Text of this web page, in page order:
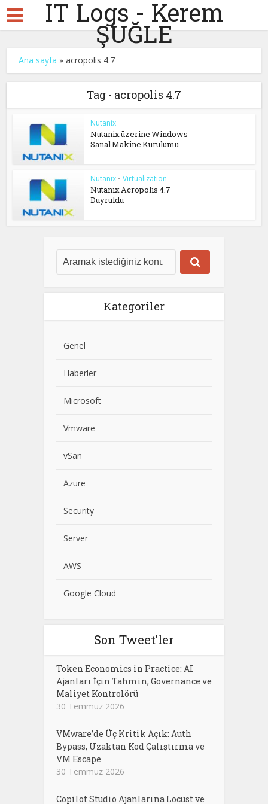
IT Logs - Kerem
ŞUĞLE
Ana sayfa »acropolis 4.7
Tag - acropolis 4.7
Nutanix
Nutanix üzerine Windows
Sanal Makine Kurulumu
Nutanix • Virtualization
Nutanix Acropolis 4.7
Duyruldu
Kategoriler
Genel
Haberler
Microsoft
Vmware
vSan
Azure
Security
Server
AWS
Google Cloud
Son Tweet’ler
Token Economics in Practice: AI
Ajanları İçin Tahmin, Governance ve
Maliyet Kontrolörü
30 Temmuz 2026
VMware’de Üç Kritik Açık: Auth
Bypass, Uzaktan Kod Çalıştırma ve
VM Escape
30 Temmuz 2026
Copilot Studio Ajanlarına Locust ve